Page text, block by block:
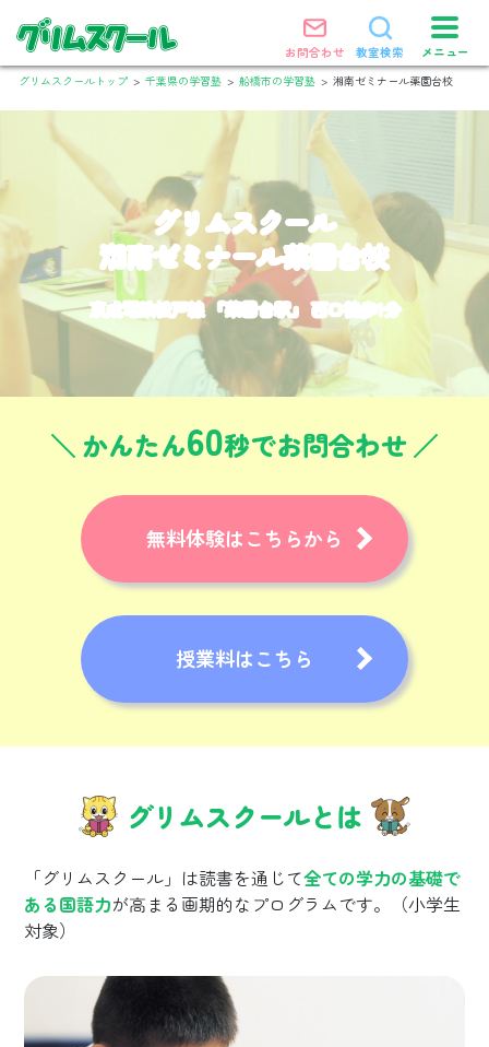
お問合わせ 教室検索 メニュー
グリムスクールトップ > 千葉県の学習塾 > 船橋市の学習塾 > 湘南ゼミナール薬園台校
グリムスクール
湘南ゼミナール薬園台校
京成電鉄松戸線 『薬園台駅』 西口徒歩1分
かんたん60秒でお問合わせ
無料体験はこちらから
授業料はこちら
グリムスクールとは
「グリムスクール」は読書を通じて全ての学力の基礎で
ある国語力が高まる画期的なプログラムです。（小学生
対象）